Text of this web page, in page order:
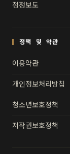
정정보도
정책 및 약관
이용약관
개인정보처리방침
청소년보호정책
저작권보호정책